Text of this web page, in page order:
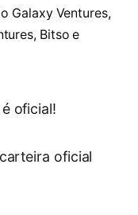
Galaxy Ventures,
Bitso e
oficial!
oficial